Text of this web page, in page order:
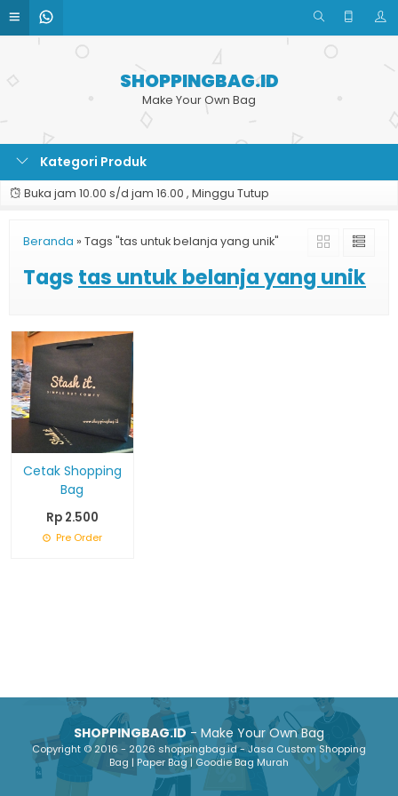
SHOPPINGBAG.ID
Make Your Own Bag
Kategori Produk
Buka jam 10.00 s/d jam 16.00 , Minggu Tutup
Beranda » Tags "tas untuk belanja yang unik"
Tags tas untuk belanja yang unik
Cetak Shopping
Bag
Rp 2.500
Pre Order
SHOPPINGBAG.ID- Make Your Own Bag
Copyright © 2016 - 2026 shoppingbag.id - Jasa Custom Shopping
Bag | Paper Bag | Goodie Bag Murah